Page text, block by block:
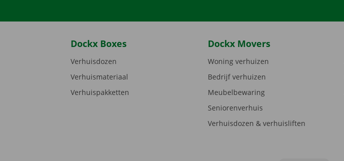
Dockx Boxes
Verhuisdozen
Verhuismateriaal
Verhuispakketten
Dockx Movers
Woning verhuizen
Bedrijf verhuizen
Meubelbewaring
Seniorenverhuis
Verhuisdozen & verhuisliften